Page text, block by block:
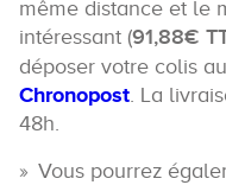
même distance et le
intéressant (91,88€
déposer votre colis
Chronopost. La
48h.
Vous pourrez